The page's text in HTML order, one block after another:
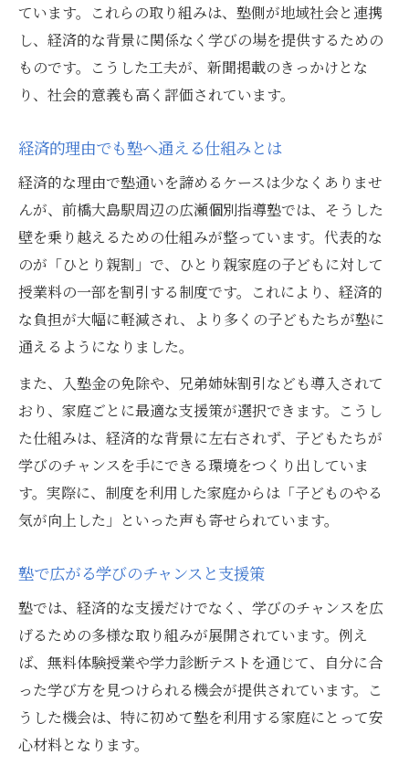
塾を通じて広がる希望の社会づくり
ています。これらの取り組みは、塾側が地域社会と連携
し、経済的な背景に関係なく学びの場を提供するための
ものです。こうした工夫が、新聞掲載のきっかけとな
り、社会的意義も高く評価されています。
経済的理由でも塾へ通える仕組みとは
経済的な理由で塾通いを諦めるケースは少なくありませ
んが、前橋大島駅周辺の広瀬個別指導塾では、そうした
壁を乗り越えるための仕組みが整っています。代表的な
のが「ひとり親割」で、ひとり親家庭の子どもに対して
授業料の一部を割引する制度です。これにより、経済的
な負担が大幅に軽減され、より多くの子どもたちが塾に
通えるようになりました。
また、入塾金の免除や、兄弟姉妹割引なども導入されて
おり、家庭ごとに最適な支援策が選択できます。こうし
た仕組みは、経済的な背景に左右されず、子どもたちが
学びのチャンスを手にできる環境をつくり出していま
す。実際に、制度を利用した家庭からは「子どものやる
気が向上した」といった声も寄せられています。
塾で広がる学びのチャンスと支援策
塾では、経済的な支援だけでなく、学びのチャンスを広
げるための多様な取り組みが展開されています。例え
ば、無料体験授業や学力診断テストを通じて、自分に合
った学び方を見つけられる機会が提供されています。こ
うした機会は、特に初めて塾を利用する家庭にとって安
心材料となります。